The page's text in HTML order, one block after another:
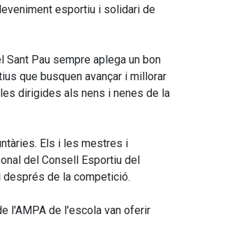
esportiu i solidari de
Pau sempre aplega un bon
que busquen avançar i millorar
dirigides als nens i nenes de la
Els i les mestres i
del Consell Esportiu del
després de la competició.
l'AMPA de l'escola van oferir